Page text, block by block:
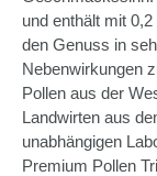
und enthält mit
den Genuss in
Nebenwirkungen
Pollen aus der
Landwirten aus
unabhängigen
Premium Pollen